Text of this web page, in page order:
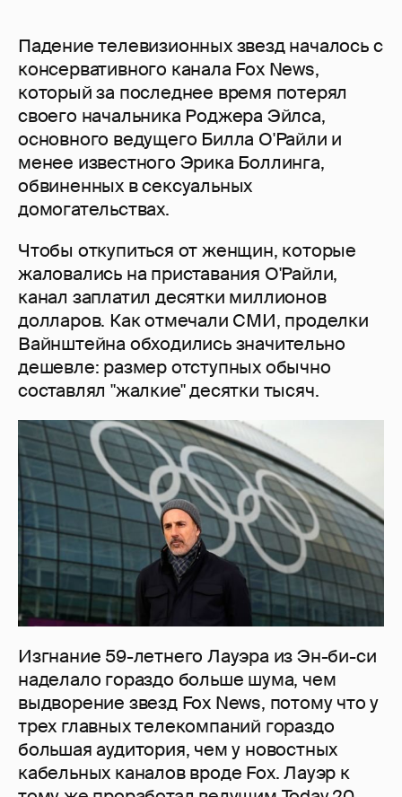
Падение телевизионных звезд началось с
консервативного канала Fox News,
который за последнее время потерял
своего начальника Роджера Эйлса,
основного ведущего Билла О'Райли и
менее известного Эрика Боллинга,
обвиненных в сексуальных
домогательствах.
Чтобы откупиться от женщин, которые
жаловались на приставания О'Райли,
канал заплатил десятки миллионов
долларов. Как отмечали СМИ, проделки
Вайнштейна обходились значительно
дешевле: размер отступных обычно
составлял "жалкие" десятки тысяч.
Изгнание 59-летнего Лауэра из Эн-би-си
наделало гораздо больше шума, чем
выдворение звезд Fox News, потому что у
трех главных телекомпаний гораздо
большая аудитория, чем у новостных
кабельных каналов вроде Fox. Лауэр к